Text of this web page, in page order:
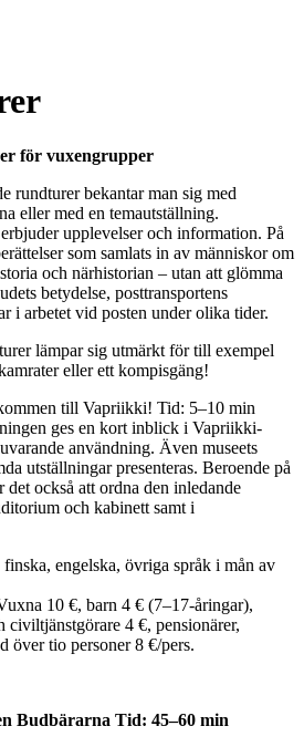
för vuxengrupper
rundturer bekantar man sig med
eller med en temautställning.
upplevelser och information. På
som samlats in av människor om
och närhistorian – utan att glömma
betydelse, posttransportens
i arbetet vid posten under olika tider.
lämpar sig utmärkt för till exempel
eller ett kompisgäng!
till Vapriikki! Tid: 5–10 min
ges en kort inblick i Vapriikki-
användning. Även museets
utställningar presenteras. Beroende på
också att ordna den inledande
och kabinett samt i
engelska, övriga språk i mån av
10 €, barn 4 € (7–17-åringar),
civiltjänstgörare 4 €, pensionärer,
över tio personer 8 €/pers.
Budbärarna Tid: 45–60 min